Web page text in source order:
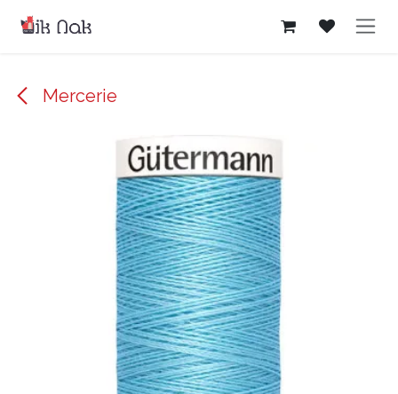
Se rendre au contenu
Mercerie